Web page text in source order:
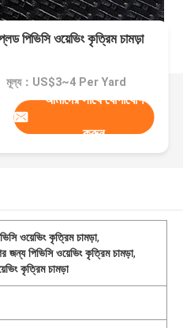
পিভিসি ওয়েভিং কৃত্রিম চামড়া
মূল্য：US$3~4 Per Yard
আমাদের সাথে যোগাযোগ
করুন
ওয়েভিং কৃত্রিম চামড়া,
জন্য পিভিসি ওয়েভিং কৃত্রিম চামড়া,
কৃত্রিম চামড়া